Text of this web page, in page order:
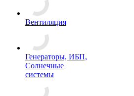
Вентиляция
Генераторы, ИБП,
Солнечные
системы